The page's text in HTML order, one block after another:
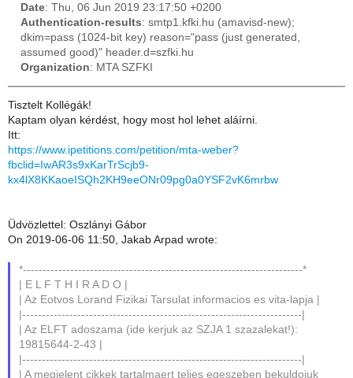
Date: Thu, 06 Jun 2019 23:17:50 +0200
Authentication-results: smtp1.kfki.hu (amavisd-new);
dkim=pass (1024-bit key) reason="pass (just generated,
assumed good)" header.d=szfki.hu
Organization: MTA SZFKI
Tisztelt Kollégák!
Kaptam olyan kérdést, hogy most hol lehet aláírni.
Itt:
https://www.ipetitions.com/petition/mta-weber?
fbclid=IwAR3s9xKarTrScjb9-
kx4lX8KKaoeISQh2KH9eeONr09pg0a0YSF2vK6mrbw
Üdvözlettel: Oszlányi Gábor
On 2019-06-06 11:50, Jakab Arpad wrote:
*-----------------------------------------------------------------------*
| E L F T H I R A D O |
| Az Eotvos Lorand Fizikai Tarsulat informacios es vita-lapja |
|-----------------------------------------------------------------------|
| Az ELFT adoszama (ide kerjuk az SZJA 1 szazalekat!):
19815644-2-43 |
|-----------------------------------------------------------------------|
| A megjelent cikkek tartalmaert teljes egeszeben bekuldojuk